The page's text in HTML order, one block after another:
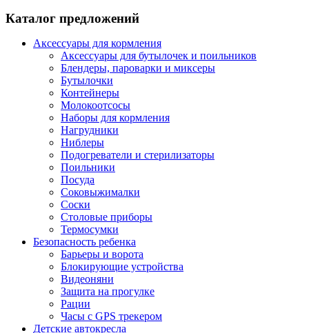
Каталог предложений
Аксессуары для кормления
Аксессуары для бутылочек и поильников
Блендеры, пароварки и миксеры
Бутылочки
Контейнеры
Молокоотсосы
Наборы для кормления
Нагрудники
Ниблеры
Подогреватели и стерилизаторы
Поильники
Посуда
Соковыжималки
Соски
Столовые приборы
Термосумки
Безопасность ребенка
Барьеры и ворота
Блокирующие устройства
Видеоняни
Защита на прогулке
Рации
Часы с GPS трекером
Детские автокресла